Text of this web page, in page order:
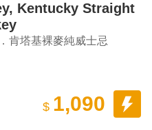
Kentucky Straight
肯塔基裸麥純威士忌
$ 1,090